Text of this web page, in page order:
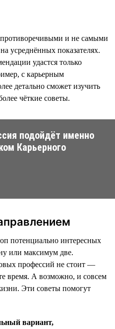
противоречивыми и не самыми
усреднённых показателях.
удастся только
с карьерным
детально сможет изучить
чёткие советы.
подойдёт именно
Карьерного
потенциально интересных
или максимум две.
профессий не стоит —
время. А возможно, и совсем
Эти советы помогут
вариант,